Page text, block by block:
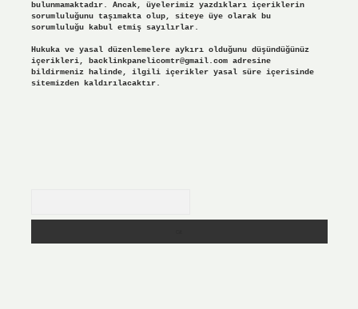
bulunmamaktadır. Ancak, üyelerimiz yazdıkları içeriklerin
sorumluluğunu taşımakta olup, siteye üye olarak bu
sorumluluğu kabul etmiş sayılırlar.
Hukuka ve yasal düzenlemelere aykırı olduğunu düşündüğünüz
içerikleri, backlinkpanelicomtr@gmail.comadresine
bildirmeniz halinde, ilgili içerikler yasal süre içerisinde
sitemizden kaldırılacaktır.